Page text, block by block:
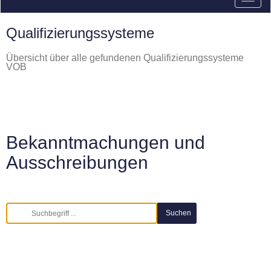
Qualifizierungssysteme
Übersicht über alle gefundenen Qualifizierungssysteme
VOB
Bekanntmachungen und
Ausschreibungen